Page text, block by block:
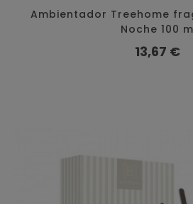
Ambientador Treehome
Noche 100
Precio
13,67 €